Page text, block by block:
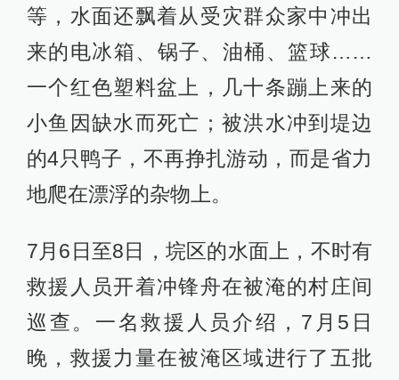
等，水面还飘着从受灾群众家中冲出
来的电冰箱、锅子、油桶、篮球……
一个红色塑料盆上，几十条蹦上来的
小鱼因缺水而死亡；被洪水冲到堤边
的4只鸭子，不再挣扎游动，而是省力
地爬在漂浮的杂物上。
7月6日至8日，垸区的水面上，不时有
救援人员开着冲锋舟在被淹的村庄间
巡查。一名救援人员介绍，7月5日
晚，救援力量在被淹区域进行了五批